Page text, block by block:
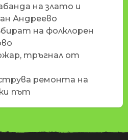
на злато и
Андреево
на фолклорен
тръгнал от
ремонта на
път